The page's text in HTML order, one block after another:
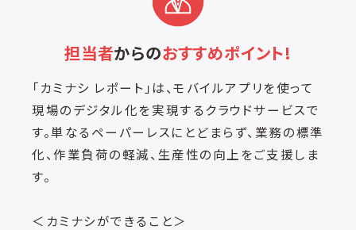
担当者からのおすすめポイント!
「カミナシ レポート」は、モバイルアプリを使って
現場のデジタル化を実現するクラウドサービスで
す。単なるペーパーレスにとどまらず、業務の標準
化、作業負荷の軽減、生産性の向上をご支援しま
す。
＜カミナシができること＞